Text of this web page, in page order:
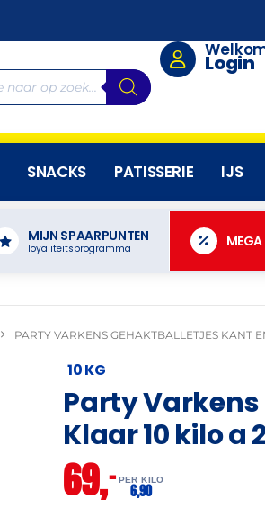
Login
SNACKS PATISSERIE IJS
MIJN SPAARPUNTEN
loyaliteitsprogramma
PARTY VARKENS GEHAKTBALLETJES KANT
10 KG
Party
Klaar 10 kilo a
69,– PER KILO
6,90